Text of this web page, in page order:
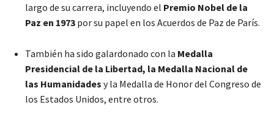
largo de su carrera, incluyendo el Premio Nobel de la
Paz en 1973 por su papel en los Acuerdos de Paz de París.
También ha sido galardonado con la Medalla
Presidencial de la Libertad, la Medalla Nacional de
las Humanidades y la Medalla de Honor del Congreso de
los Estados Unidos, entre otros.